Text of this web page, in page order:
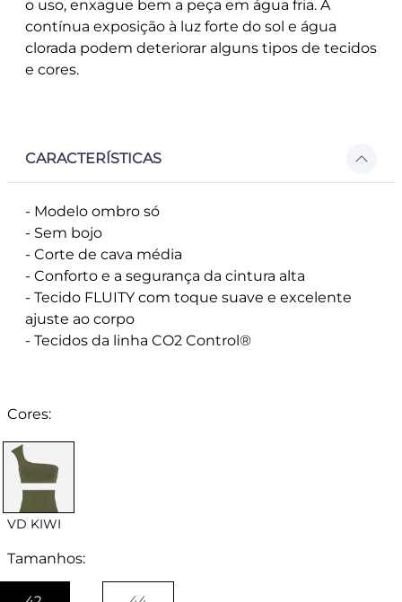
o uso, enxague bem a peça em água fria. A
contínua exposição à luz forte do sol e água
clorada podem deteriorar alguns tipos de tecidos
e cores.
CARACTERÍSTICAS
- Modelo ombro só
- Sem bojo
- Corte de cava média
- Conforto e a segurança da cintura alta
- Tecido FLUITY com toque suave e excelente
ajuste ao corpo
- Tecidos da linha CO2 Control®
Cores:
VD KIWI
Tamanhos: